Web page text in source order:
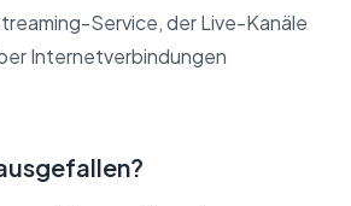
Service, der Live-Kanäle
Internetverbindungen